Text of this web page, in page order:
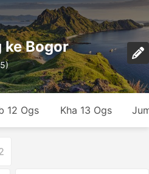
ke Bogor
12 Ogs Kha 13 Ogs